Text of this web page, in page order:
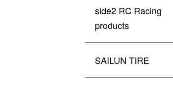
side2 RC Racing
products
SAILUN TIRE